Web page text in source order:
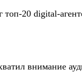
20 digital-
внимание